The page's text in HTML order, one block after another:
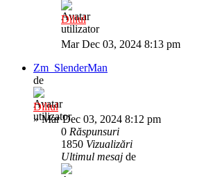
Diliul
Mar Dec 03, 2024 8:13 pm
Zm_SlenderMan
de
Diliul
»Mar Dec 03, 2024 8:12 pm
0 Răspunsuri
1850 Vizualizări
Ultimul mesaj de